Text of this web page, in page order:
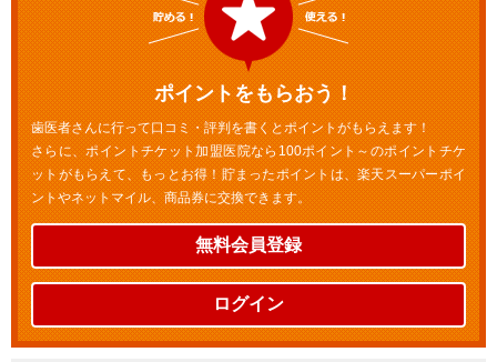
ポイントをもらおう！
歯医者さんに行って口コミ・評判を書くとポイントがもらえます！
さらに、ポイントチケット加盟医院なら100ポイント～のポイントチケ
ットがもらえて、もっとお得！貯まったポイントは、楽天スーパーポイ
ントやネットマイル、商品券に交換できます。
無料会員登録
ログイン